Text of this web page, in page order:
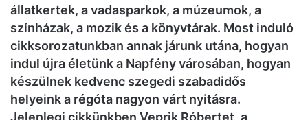
állatkertek, a vadasparkok, a múzeumok, a
színházak, a mozik és a könyvtárak. Most induló
cikksorozatunkban annak járunk utána, hogyan
indul újra életünk a Napfény városában, hogyan
készülnek kedvenc szegedi szabadidős
helyeink a régóta nagyon várt nyitásra.
Jelenlegi cikkünkben Veprik Róbertet, a